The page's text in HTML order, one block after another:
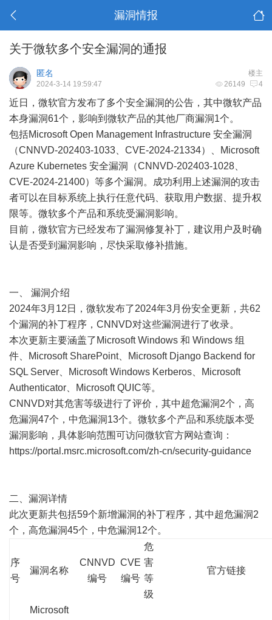
漏洞情报
关于微软多个安全漏洞的通报
楼主
匿名
26149 4
2024-3-14 19:59:47
近日，微软官方发布了多个安全漏洞的公告，其中微软产品
本身漏洞61个，影响到微软产品的其他厂商漏洞1个。
包括Microsoft Open Management Infrastructure 安全漏洞
（CNNVD-202403-1033、CVE-2024-21334）、Microsoft
Azure Kubernetes 安全漏洞（CNNVD-202403-1028、
CVE-2024-21400）等多个漏洞。成功利用上述漏洞的攻击
者可以在目标系统上执行任意代码、获取用户数据、提升权
限等。微软多个产品和系统受漏洞影响。
目前，微软官方已经发布了漏洞修复补丁，建议用户及时确
认是否受到漏洞影响，尽快采取修补措施。
一、 漏洞介绍
2024年3月12日，微软发布了2024年3月份安全更新，共62
个漏洞的补丁程序，CNNVD对这些漏洞进行了收录。
本次更新主要涵盖了Microsoft Windows 和 Windows 组
件、Microsoft SharePoint、Microsoft Django Backend for
SQL Server、Microsoft Windows Kerberos、Microsoft
Authenticator、Microsoft QUIC等。
CNNVD对其危害等级进行了评价，其中超危漏洞2个，高
危漏洞47个，中危漏洞13个。微软多个产品和系统版本受
漏洞影响，具体影响范围可访问微软官方网站查询：
https://portal.msrc.microsoft.com/zh-cn/security-guidance
二、漏洞详情
此次更新共包括59个新增漏洞的补丁程序，其中超危漏洞2
个，高危漏洞45个，中危漏洞12个。
序
号
漏洞名称
CNNVD
编号
CVE
编号
危
害
等
级
官方链接
Microsoft